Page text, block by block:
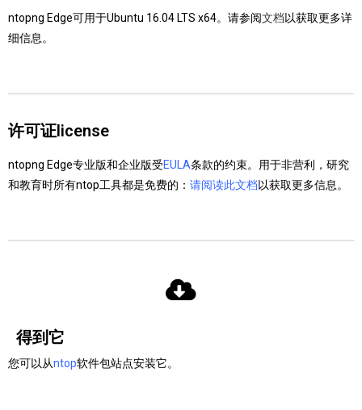
ntopng Edge可用于Ubuntu 16.04 LTS x64。请参阅文档以获取更多详
细信息。
许可证license
ntopng Edge专业版和企业版受EULA条款的约束。用于非营利，研究
和教育时所有ntop工具都是免费的： 请阅读此文档以获取更多信息。
得到它
您可以从ntop软件包站点安装它。